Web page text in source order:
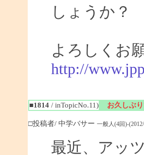
しょうか？
よろしくお
http://
■1814/ inTopicNo.11) お久しぶ
□投稿者/ 中学バサー 一般人(4回)-
最近、アッ